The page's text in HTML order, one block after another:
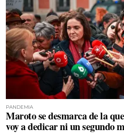
PANDEMIA
Maroto se desmarca de la
voy a dedicar ni un segundo